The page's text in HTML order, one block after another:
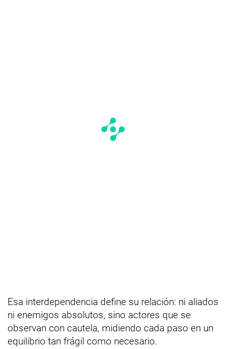
Esa interdependencia define su relación: ni aliados
ni enemigos absolutos, sino actores que se
observan con cautela, midiendo cada paso en un
equilibrio tan frágil como necesario.